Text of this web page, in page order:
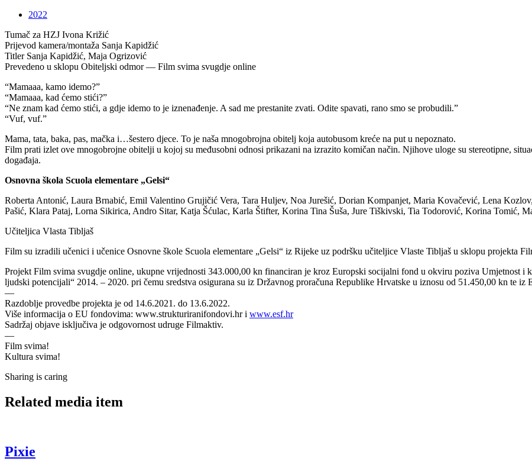
2022
Tumač za HZJ Ivona Križić
Prijevod kamera/montaža Sanja Kapidžić
TitlerSanja Kapidžić, Maja Ogrizović
Prevedeno u sklopu Obiteljski odmor — Film svima svugdje online
“Mamaaa, kamo idemo?”
“Mamaaa, kad ćemo stići?”
“Ne znam kad ćemo stići, a gdje idemo to je iznenađenje. A sad me prestanite zvati. Odite spavati, rano smo se probudili.”
“Vuf, vuf.”
Mama, tata, baka, pas, mačka i…šestero djece. To je naša mnogobrojna obitelj koja autobusom kreće na put u nepoznato.
Film prati izlet ove mnogobrojne obitelji u kojoj su međusobni odnosi prikazani na izrazito komičan način. Njihove uloge su stereotipne,
događaja.
Osnovna škola Scuola elementare „Gelsi“
Roberta Antonić, Laura Brnabić, Emil Valentino Grujičić Vera, Tara Huljev, Noa Jurešić, Dorian Kompanjet, Maria Kovačević, Lena
Pašić, Klara Pataj, Lorna Sikirica, Andro Sitar, Katja Šćulac, Karla Štifter, Korina Tina Šuša, Jure Tiškivski, Tia Todorović, Korina Tomić,
Učiteljica Vlasta Tibljaš
Film su izradili učenici i učenice Osnovne škole Scuola elementare „Gelsi“ iz Rijeke uz podršku učiteljice Vlaste Tibljaš u sklopu projekta
Projekt Film svima svugdje online, ukupne vrijednosti 343.000,00 kn financiran je kroz Europski socijalni fond u okviru poziva Umjetnost i
ljudski potencijali“ 2014. – 2020. pri čemu sredstva osigurana su iz Državnog proračuna Republike Hrvatske u iznosu od 51.450,00 kn te
—
Razdoblje provedbe projekta je od 14.6.2021. do 13.6.2022.
Više informacija o EU fondovima: www.strukturiranifondovi.hr i www.esf.hr
Sadržaj objave isključiva je odgovornost udruge Filmaktiv.
—
Film svima!
Kultura svima!
Sharing is caring
Related media item
Pixie